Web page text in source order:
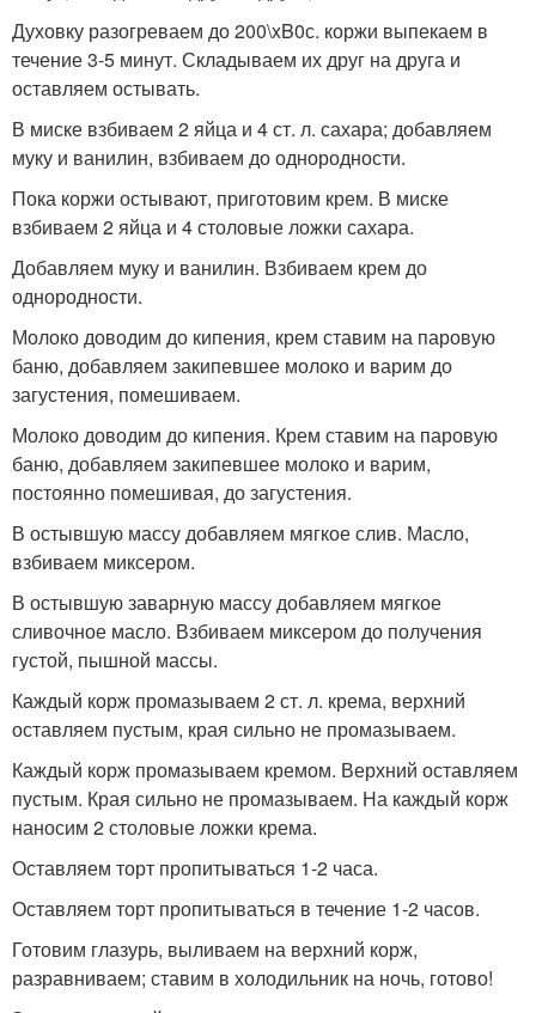
Духовку разогреваем до 200\xB0с. коржи выпекаем в
течение 3-5 минут. Складываем их друг на друга и
оставляем остывать.
В миске взбиваем 2 яйца и 4 ст. л. сахара; добавляем
муку и ванилин, взбиваем до однородности.
Пока коржи остывают, приготовим крем. В миске
взбиваем 2 яйца и 4 столовые ложки сахара.
Добавляем муку и ванилин. Взбиваем крем до
однородности.
Молоко доводим до кипения, крем ставим на паровую
баню, добавляем закипевшее молоко и варим до
загустения, помешиваем.
Молоко доводим до кипения. Крем ставим на паровую
баню, добавляем закипевшее молоко и варим,
постоянно помешивая, до загустения.
В остывшую массу добавляем мягкое слив. Масло,
взбиваем миксером.
В остывшую заварную массу добавляем мягкое
сливочное масло. Взбиваем миксером до получения
густой, пышной массы.
Каждый корж промазываем 2 ст. л. крема, верхний
оставляем пустым, края сильно не промазываем.
Каждый корж промазываем кремом. Верхний оставляем
пустым. Края сильно не промазываем. На каждый корж
наносим 2 столовые ложки крема.
Оставляем торт пропитываться 1-2 часа.
Оставляем торт пропитываться в течение 1-2 часов.
Готовим глазурь, выливаем на верхний корж,
разравниваем; ставим в холодильник на ночь, готово!